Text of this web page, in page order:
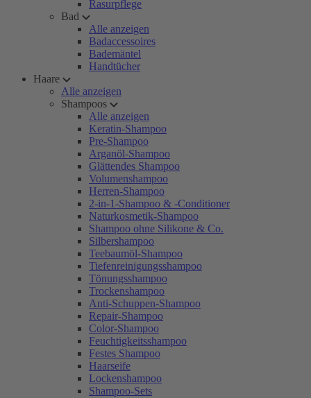
Rasurpflege
Bad
Alle anzeigen
Badaccessoires
Bademäntel
Handtücher
Haare
Alle anzeigen
Shampoos
Alle anzeigen
Keratin-Shampoo
Pre-Shampoo
Arganöl-Shampoo
Glättendes Shampoo
Volumenshampoo
Herren-Shampoo
2-in-1-Shampoo & -Conditioner
Naturkosmetik-Shampoo
Shampoo ohne Silikone & Co.
Silbershampoo
Teebaumöl-Shampoo
Tiefenreinigungsshampoo
Tönungsshampoo
Trockenshampoo
Anti-Schuppen-Shampoo
Repair-Shampoo
Color-Shampoo
Feuchtigkeitsshampoo
Festes Shampoo
Haarseife
Lockenshampoo
Shampoo-Sets